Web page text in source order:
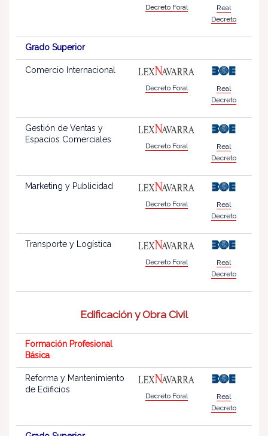
Decreto Foral
Real
Decreto
Grado Superior
Comercio Internacional
Decreto Foral
Real
Decreto
Gestión de Ventas y
Espacios Comerciales
Decreto Foral
Real
Decreto
Marketing y Publicidad
Decreto Foral
Real
Decreto
Transporte y Logística
Decreto Foral
Real
Decreto
Edificación y Obra Civil
Formación Profesional
Básica
Reforma y Mantenimiento
de Edificios
Decreto Foral
Real
Decreto